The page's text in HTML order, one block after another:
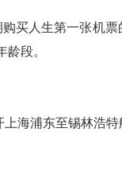
买人生第一张机
段。
海浦东至锡林浩